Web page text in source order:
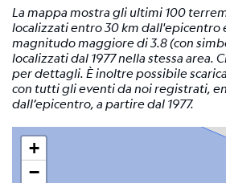
Bibliografia
Links
relativi
Nestore
Contatti
La mappa mostra gli ultimi 100
localizzati entro 30 km dall'epicentro
magnitudo maggiore di 3.8 (con
localizzati dal 1977 nella stessa area.
per dettagli. È inoltre possibile
con tutti gli eventi da noi registrati,
dall’epicentro, a partire dal 1977.
+
−